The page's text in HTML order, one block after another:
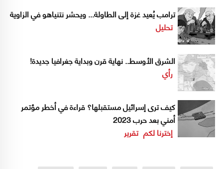
ترامب يُعيد غزة إلى الطاولة... ويحشر نتنياهو في الزاوية
تحليل
الشرق الأوسط.. نهاية قرن وبداية جغرافيا جديدة!
رأي
كيف ترى إسرائيل مستقبلها؟ قراءة في أخطر مؤتمر
أمني بعد حرب 2023
إخترنا لكم تقرير